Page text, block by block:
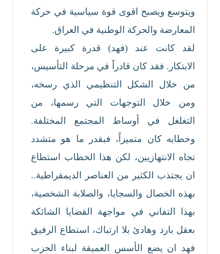
ويتوسع ويصبح اقوى قوة سياسية في حركة
المعارضة والحركة الوطنية في العراق.
لقد كانت عند (فهد) قدرة كبيرة على
الابتكار. فقد كان قادراً في مرحلة التأسيس،
من خلال الشكل التنظيمي الذي رسخه،
ومن خلال التوجهات التي رسمها، من
التغلغل في أوساط المجتمع المختلفة.
وخطابه كان متميزاً، فبقدر ما هو متشدد
تجاه الانتهازيين، لكن هذا الخطاب استطاع
ان يجتذب الكثير من العناصر الديمقراطية..
بهذه الخصال والسجايا، والصلابة الشخصية،
بهذا التفاني في مواجهة القضايا الشائكة
بعقل بارد وهادئ بلا ارتباك، استطاع الرفيق
فهد ان يضع الأسس العميقة لبناء الحزب